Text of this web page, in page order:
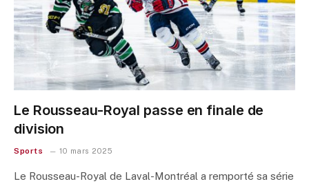
Le Rousseau-Royal passe en finale de
division
Sports 10 mars 2025
Le Rousseau-Royal de Laval-Montréal a remporté sa série